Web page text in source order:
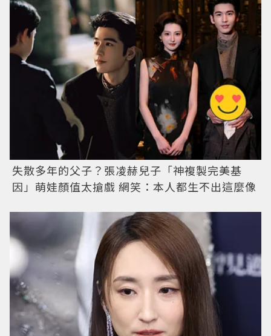
失散多年的父子？張凌赫兒子「神複製完美基
因」萌娃顏值太搶戲 網笑：本人都生不出這麼像